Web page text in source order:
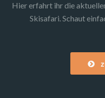
Hier erfahrt ihr die
Skisafari. Schaut